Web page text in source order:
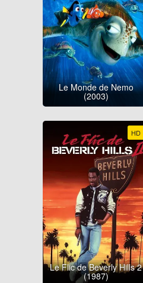
Le Monde de Nemo
(2003)
HD
Le Flic de Beverly Hills 2
(1987)